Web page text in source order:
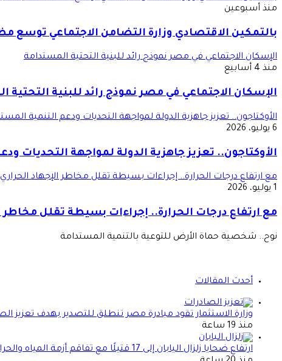
منذ أسبوعين
بالتمكين الاقتصادي وزارة التضامن الاجتماعي توسع
الإسكان الاجتماعي في مصر نموذج رائد للبنية التحتية المستدامة
منذ 4 أسابيع
الإسكان الاجتماعي في مصر نموذج رائد للبنية التحتية
الأوكتاجون.. تعزيز جاهزية الدولة لمواجهة التحديات ودعم التنمية
6 يوليو، 2026
الأوكتاجون.. تعزيز جاهزية الدولة لمواجهة التحديات
مع ارتفاع درجات الحرارة.. إجراءات بسيطة تقلل مخاطر الإجهاد الحراري
1 يوليو، 2026
مع ارتفاع درجات الحرارة.. إجراءات بسيطة تقلل مخاطر
نوح.. شخصية حماة الأرض للتوعية بالتنمية المستدامة
أحدث المقالات
وزارة الاستثمار تقود مبادرة مصر تنطلق للتصدير بهدف تعزيز
منذ 19 ساعة
ارتفاع ضحايا زلزال اليابان إلى 17 قتيلًا مع تفاقم أزمة المياه والحرارة